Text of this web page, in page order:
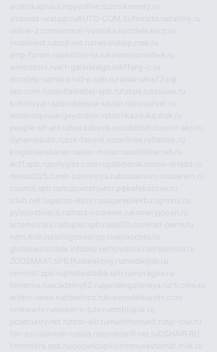
analitikaplus.ruspyonline.ruzosikamery.ru
sloboda-ural.pp.ruAUTO-COM.SU hohota.netalimy.ru
online-z.comaromat-vostoka.ruotdelkaexp.ru
mobilvest.rubbd.net.ru mebelshop.msk.ru
smp-forum.rubastion-td.rukosmoscreative.ru
avrmotors.ruart-galadesign.rutiffany-c.ru
ecostep-samara.rud-p.spb.ru галактика73.рф
sko.com.rudavitamebel-spb.rufotsis.rutesiaes.ru
kokoroyari.spb.rublesna-kazan.ru mossilver.ru
lenderoq.rusergeydobrin.rutochkazvuka.msk.ru
people-of-art.rubezzubova.ruclubtibet.ruorior-aks.ru
dynamoauto.ruszk-favorit.rucarlines.ruflatnsk.ru
kingbolenskaner.rualex-motor.ruastroline.net.ru
act1.spb.rupolyglot.com.rugidlipetsk.ruooo-driada.ru
detsad125.ru mir-zdoroviya.rubruslanovo.rusiterem.ru
council.spb.ruлодкипатриот.рфkafekolizey.ru
iclub.net.rugazon-easy.rusugarepilekb.rugrinox.ru
pylesostineco.ru msts-ozarenie.rukameryjooan.ru
artemovskij.rudopler.spb.ruaid70.ru metall-perm.ru
ndm.msk.ru ratingzooshop.ruapiaccess.ru
globalautotrade.info bezverhovskoe.rudrsschool.ru
ZOOSMART.SPB.RUdalakony.ru medikijob.ru
remontt.spb.ruphotostudia.spb.ru myragon.ru
terramia.ruacademy62.rugardengallereya.ru rti.com.ru
artem-news.rubiserinca.rukrasnodarkurort.com
imshowtv.ru mebel-v-tule.ru mobtopik.ru
pcsecurity.net.rutool-sib.ru multimetrunit.rusp-tour.ru
fan-cs.rusanteh-russia.rusymbian9.net.ruDSHAIR.RU
tmmotors.spb.ruxjocuricopii.com musavtomat.msk.ru